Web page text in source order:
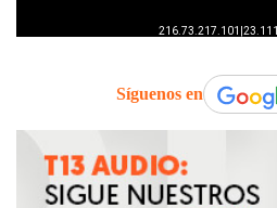
Síguenos en